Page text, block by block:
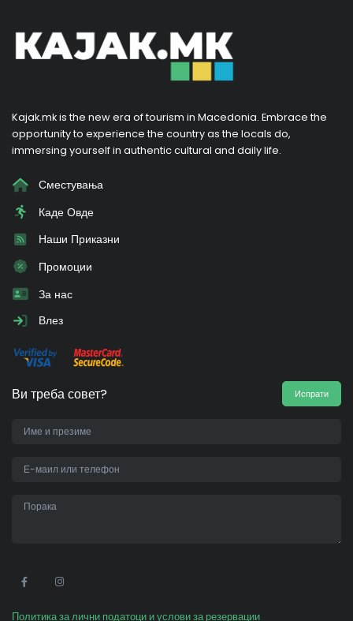
Kajak.mk is the new era of tourism in Macedonia. Embrace the
opportunity to experience the country as the locals do,
immersing yourself in authentic cultural and daily life.
Сместувања
Каде Овде
Наши Приказни
Промоции
За нас
Влез
Ви треба совет? Испрати
Политика за лични податоци и услови за резервации